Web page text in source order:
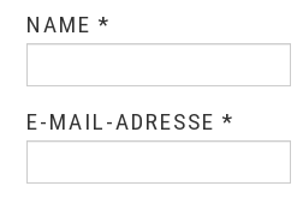
NAME*
E-MAIL-ADRESSE*